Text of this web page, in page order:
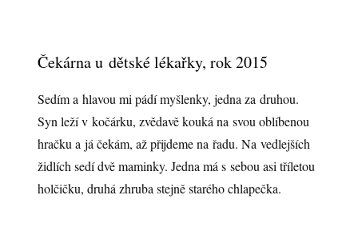
Čekárna u dětské lékařky, rok 2015
Sedím a hlavou mi pádí myšlenky, jedna za druhou.
Syn leží v kočárku, zvědavě kouká na svou oblíbenou
hračku a já čekám, až přijdeme na řadu. Na vedlejších
židlích sedí dvě maminky. Jedna má s sebou asi tříletou
holčičku, druhá zhruba stejně starého chlapečka.